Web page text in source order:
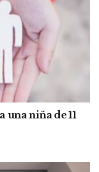
una niña de 11